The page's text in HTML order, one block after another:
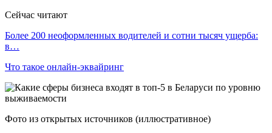
Сейчас читают
Более 200 неоформленных водителей и сотни тысяч ущерба:
в…
Что такое онлайн-эквайринг
Фото из открытых источников (иллюстративное)